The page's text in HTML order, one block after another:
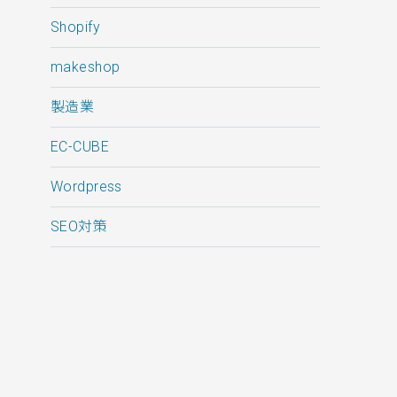
Shopify
makeshop
製造業
EC-CUBE
Wordpress
SEO対策